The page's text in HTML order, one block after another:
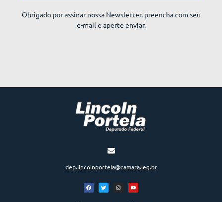
Obrigado por assinar nossa Newsletter, preencha com seu
e-mail e aperte enviar.
dep.lincolnportela@camara.leg.br